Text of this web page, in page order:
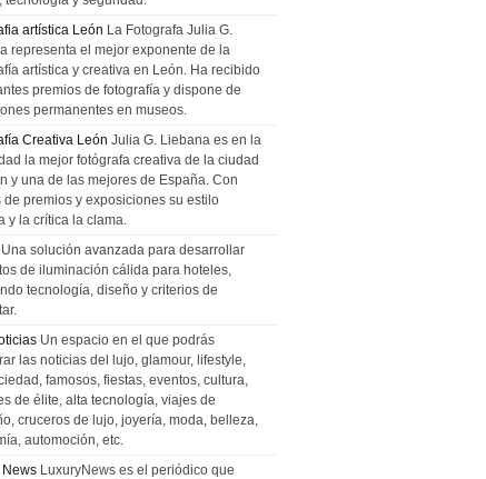
artística León La Fotografa Julia G.
representa el mejor exponente de la
artística y creativa en León. Ha recibido
premios de fotografía y dispone de
permanentes en museos.
Creativa León Julia G. Liebana es en la
la mejor fotógrafa creativa de la ciudad
y una de las mejores de España. Con
de premios y exposiciones su estilo
y la crítica la clama.
Una solución avanzada para desarrollar
de iluminación cálida para hoteles,
tecnología, diseño y criterios de
Un espacio en el que podrás
las noticias del lujo, glamour, lifestyle,
famosos, fiestas, eventos, cultura,
de élite, alta tecnología, viajes de
cruceros de lujo, joyería, moda, belleza,
automoción, etc.
News LuxuryNews es el periódico que